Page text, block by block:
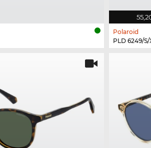
Polaroid
PLD 6249/